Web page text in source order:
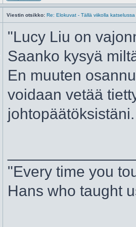
Viestin otsikko: Re: Elokuvat - Tällä viikolla katselussa
"Lucy Liu on
Saanko kysyä
En muuten
voidaan vetää
johtopäätöksistäni.
"Every time you
Hans who taught